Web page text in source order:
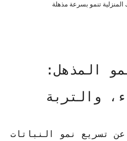
المنزلية تنمو بسرعة مذهلة
المذهل:
والتربة
عن تسريع نمو النباتات